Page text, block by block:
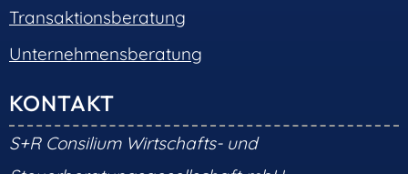
Transaktionsberatung
Unternehmensberatung
KONTAKT
S+R Consilium Wirtschafts- und